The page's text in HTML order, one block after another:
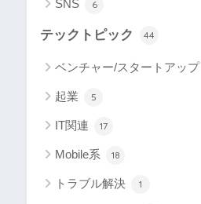
SNS 6
テックトピック 44
ベンチャー/スタートアップ
起業 5
IT関連 17
Mobile系 18
トラブル解決 1